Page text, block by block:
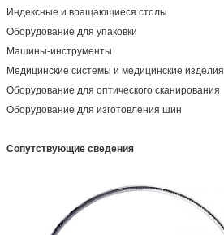
Индексные и вращающиеся столы
Оборудование для упаковки
Машины-инструменты
Медицинские системы и медицинские изделия
Оборудование для оптического сканирования
Оборудование для изготовления шин
Сопутствующие сведения